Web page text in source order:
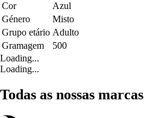
Cor
Azul
Género
Misto
Grupo etário Adulto
Gramagem
500
Loading...
Loading...
Todas as nossas marcas